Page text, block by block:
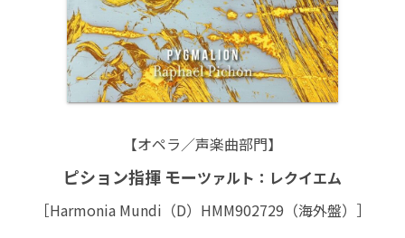
【オペラ／声楽曲部門】
ピション指揮 モーツァルト：レクイエム
［Harmonia Mundi（D）HMM902729（海外盤）］